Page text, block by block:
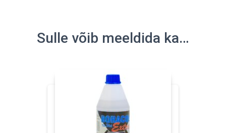
Sulle võib meeldida ka…